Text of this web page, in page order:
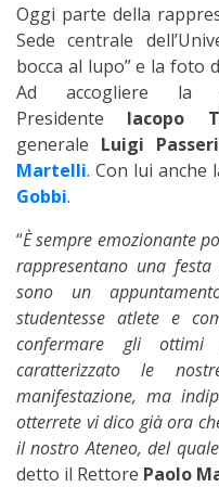
Oggi parte della
Sede centrale
bocca al lupo” e la foto
Ad accogliere la
Presidente Iacopo
generale Luigi
Martelli. Con lui anche
Gobbi.
“È sempre emozionante
rappresentano una
sono un
studentesse atlete e
confermare gli
caratterizzato le
manifestazione, ma
otterrete vi dico già ora
il nostro Ateneo, del
detto il Rettore Paolo